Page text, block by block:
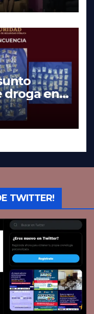
droga en
TWITTER!